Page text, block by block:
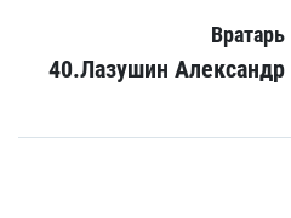
Вратарь
40.Лазушин Александр